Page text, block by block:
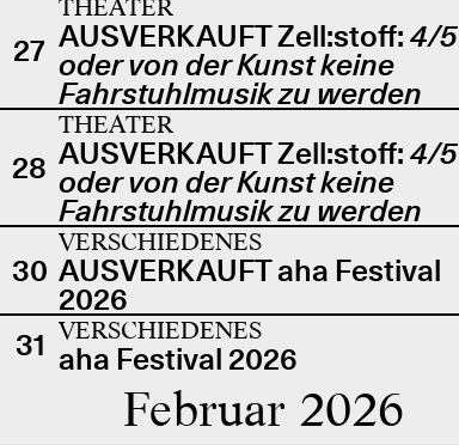
27
THEATER
AUSVERKAUFT Zell:stoff: 4/5
oder von der Kunst keine
Fahrstuhlmusik zu werden
28
THEATER
AUSVERKAUFT Zell:stoff: 4/5
oder von der Kunst keine
Fahrstuhlmusik zu werden
30
VERSCHIEDENES
AUSVERKAUFT aha Festival
2026
31 VERSCHIEDENES
aha Festival 2026
Februar 2026